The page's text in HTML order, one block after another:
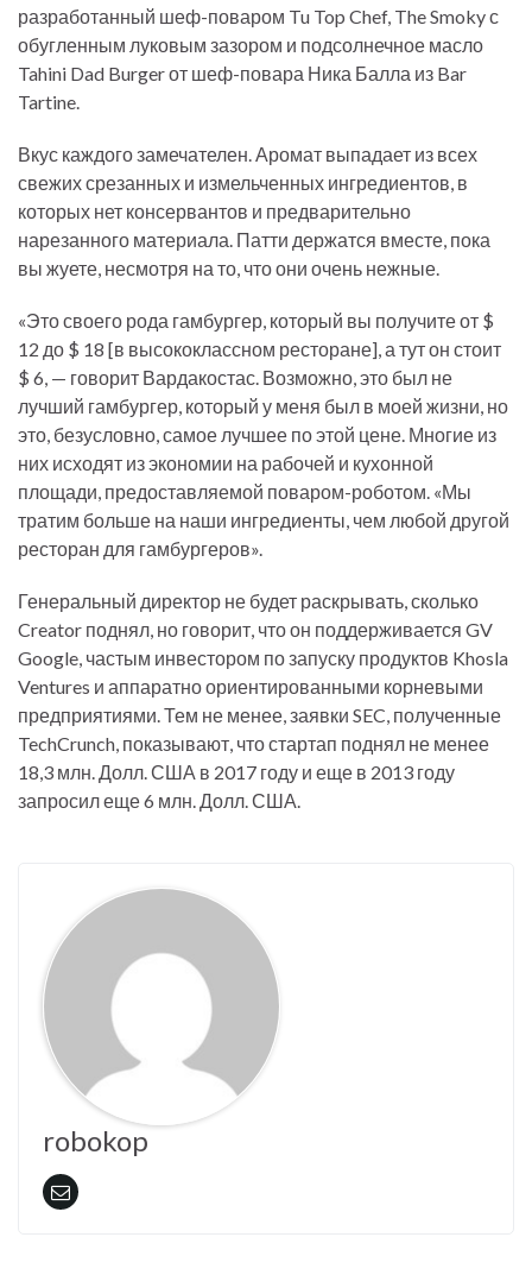
разработанный шеф-поваром Tu Top Chef, The Smoky с
обугленным луковым зазором и подсолнечное масло
Tahini Dad Burger от шеф-повара Ника Балла из Bar
Tartine.
Вкус каждого замечателен. Аромат выпадает из всех
свежих срезанных и измельченных ингредиентов, в
которых нет консервантов и предварительно
нарезанного материала. Патти держатся вместе, пока
вы жуете, несмотря на то, что они очень нежные.
«Это своего рода гамбургер, который вы получите от $
12 до $ 18 [в высококлассном ресторане], а тут он стоит
$ 6, — говорит Вардакостас. Возможно, это был не
лучший гамбургер, который у меня был в моей жизни, но
это, безусловно, самое лучшее по этой цене. Многие из
них исходят из экономии на рабочей и кухонной
площади, предоставляемой поваром-роботом. «Мы
тратим больше на наши ингредиенты, чем любой другой
ресторан для гамбургеров».
Генеральный директор не будет раскрывать, сколько
Creator поднял, но говорит, что он поддерживается GV
Google, частым инвестором по запуску продуктов Khosla
Ventures и аппаратно ориентированными корневыми
предприятиями. Тем не менее, заявки SEC, полученные
TechCrunch, показывают, что стартап поднял не менее
18,3 млн. Долл. США в 2017 году и еще в 2013 году
запросил еще 6 млн. Долл. США.
robokop